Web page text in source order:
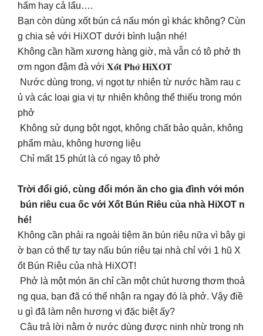
hấm hay cả lẩu….
Bạn còn dùng xốt bún cá nấu món gì khác không? Cùn
g chia sẻ với HiXOT dưới bình luận nhé!
Không cần hầm xương hàng giờ, mà vẫn có tô phở th
ơm ngon đậm đà với 𝐗𝐨̂́𝐭 𝐏𝐡𝐨̛̉ 𝐇𝐢𝐗𝐎𝐓
Nước dùng trong, vị ngọt tự nhiên từ nước hầm rau c
ủ và các loại gia vị tự nhiên không thể thiếu trong món
phở
Không sử dụng bột ngọt, không chất bảo quản, không
phẩm màu, không hương liệu
Chỉ mất 15 phút là có ngay tô phở
Trời đổi gió, cùng đổi món ăn cho gia đình với món
bún riêu cua ốc với Xốt Bún Riêu của nhà HiXOT n
hé!
Không cần phải ra ngoài tiệm ăn bún riêu nữa vì bây gi
ờ bạn có thể tự tay nấu bún riêu tại nhà chỉ với 1 hũ X
ốt Bún Riêu của nhà HiXOT!
Phở là một món ăn chỉ cần một chút hương thơm thoả
ng qua, bạn đã có thể nhận ra ngay đó là phở. Vậy điề
u gì đã làm nên hương vị đặc biệt ấy?
Câu trả lời nằm ở nước dùng được ninh nhừ trong nh